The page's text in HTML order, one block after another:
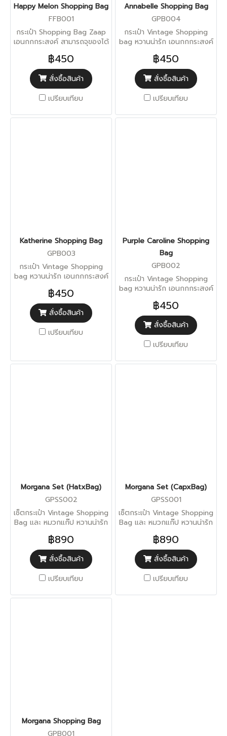
Happy Melon Shopping Bag
FFB001
กระเป๋า Shopping Bag Zaap
เอนกกกระสงค์ สามารถจุของได้
฿450
สั่งซื้อสินค้า
เปรียบเทียบ
Annabelle Shopping Bag
GPB004
กระเป๋า Vintage Shopping
bag หวานน่ารัก เอนกกกระสงค์
สามารถจุของได้มาก
฿450
สั่งซื้อสินค้า
เปรียบเทียบ
Katherine Shopping Bag
GPB003
กระเป๋า Vintage Shopping
bag หวานน่ารัก เอนกกกระสงค์
฿450
สั่งซื้อสินค้า
เปรียบเทียบ
Purple Caroline Shopping
Bag
GPB002
กระเป๋า Vintage Shopping
bag หวานน่ารัก เอนกกกระสงค์
฿450
สั่งซื้อสินค้า
เปรียบเทียบ
Morgana Set (HatxBag)
GPSS002
เซ็ตกระเป๋า Vintage Shopping
Bag และ หมวกแก๊ป หวานน่ารัก
มาก
฿890
สั่งซื้อสินค้า
เปรียบเทียบ
Morgana Set (CapxBag)
GPSS001
เซ็ตกระเป๋า Vintage Shopping
Bag และ หมวกแก๊ป หวานน่ารัก
มาก
฿890
สั่งซื้อสินค้า
เปรียบเทียบ
Morgana Shopping Bag
GPB001